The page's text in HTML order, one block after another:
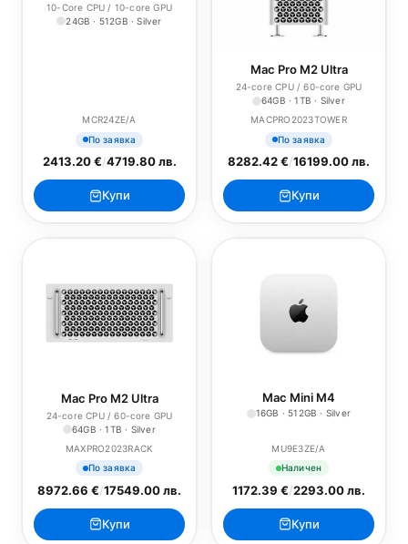
10-Core CPU / 10-core GPU
24GB · 512GB · Silver
MCR24ZE/A
По заявка
2413.20 €/4719.80 лв.
Купи
Mac Pro M2 Ultra
24-core CPU / 60-core GPU
64GB · 1TB · Silver
MACPRO2023TOWER
По заявка
8282.42 €/16199.00 лв.
Купи
Mac Pro M2 Ultra
24-core CPU / 60-core GPU
64GB · 1TB · Silver
MAXPRO2023RACK
По заявка
8972.66 €/17549.00 лв.
Купи
Mac Mini M4
16GB · 512GB · Silver
MU9E3ZE/A
Наличен
1172.39 €/2293.00 лв.
Купи